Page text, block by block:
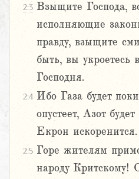
2:3 Взыщите Господа,
исполняющие
правду, взыщите
быть, вы укроетесь
Господня.
2:4 Ибо Газа будет
опустеет, Азот
Екрон искоренится.
2:5 Горе жителям
народу Критскому!